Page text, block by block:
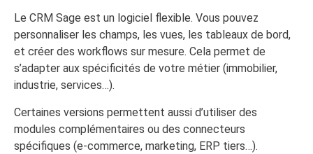
Le CRM Sage est un logiciel flexible. Vous pouvez
personnaliser les champs, les vues, les tableaux de bord,
et créer des workflows sur mesure. Cela permet de
s’adapter aux spécificités de votre métier (immobilier,
industrie, services…).
Certaines versions permettent aussi d’utiliser des
modules complémentaires ou des connecteurs
spécifiques (e-commerce, marketing, ERP tiers…).